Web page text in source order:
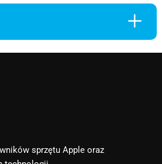
L
sprzętu Apple oraz